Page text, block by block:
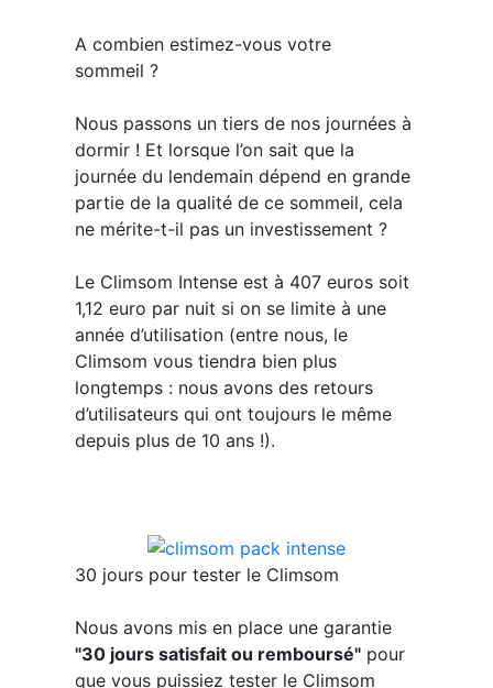
A combien estimez-vous votre
sommeil ?
Nous passons un tiers de nos journées à
dormir ! Et lorsque l’on sait que la
journée du lendemain dépend en grande
partie de la qualité de ce sommeil, cela
ne mérite-t-il pas un investissement ?
Le Climsom Intense est à 407 euros soit
1,12 euro par nuit si on se limite à une
année d’utilisation (entre nous, le
Climsom vous tiendra bien plus
longtemps : nous avons des retours
d’utilisateurs qui ont toujours le même
depuis plus de 10 ans !).
30 jours pour tester le Climsom
Nous avons mis en place une garantie
"30 jours satisfait ou remboursé"pour
que vous puissiez tester le Climsom